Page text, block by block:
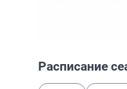
Расписание